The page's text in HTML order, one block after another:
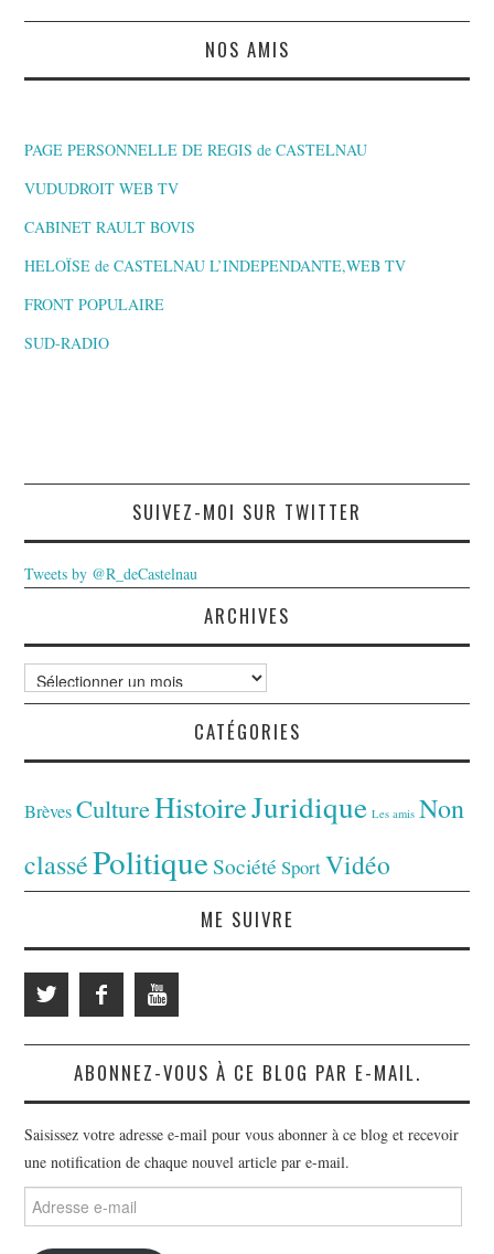
NOS AMIS
PAGE PERSONNELLE DE REGIS de CASTELNAU
VUDUDROIT WEB TV
CABINET RAULT BOVIS
HELOÏSE de CASTELNAU L’INDEPENDANTE,WEB TV
FRONT POPULAIRE
SUD-RADIO
SUIVEZ-MOI SUR TWITTER
Tweets by @R_deCastelnau
ARCHIVES
Archives
CATÉGORIES
Brèves CultureHistoireJuridique Les amis Non
classéPolitiqueSociété SportVidéo
ME SUIVRE
ABONNEZ-VOUS À CE BLOG PAR E-MAIL.
Saisissez votre adresse e-mail pour vous abonner à ce blog et recevoir
une notification de chaque nouvel article par e-mail.
Adresse
e-